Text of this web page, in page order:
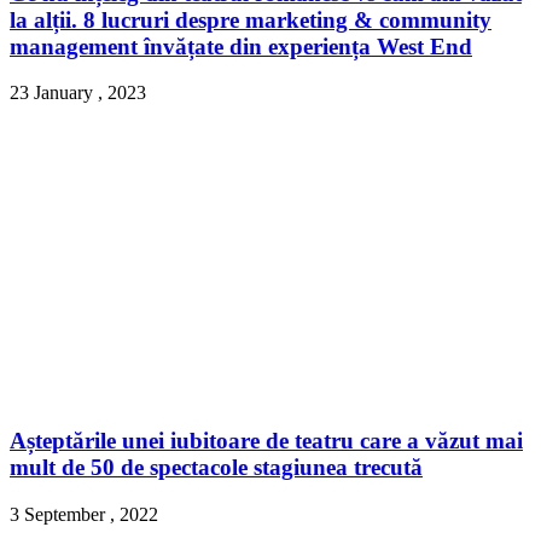
la alții. 8 lucruri despre marketing & community
management învățate din experiența West End
23 January , 2023
Așteptările unei iubitoare de teatru care a văzut mai
mult de 50 de spectacole stagiunea trecută
3 September , 2022